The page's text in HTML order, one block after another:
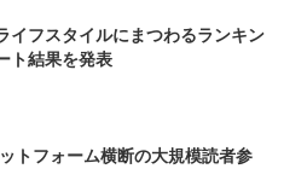
イフスタイルにまつわるランキン
ト結果を発表
トフォーム横断の大規模読者参